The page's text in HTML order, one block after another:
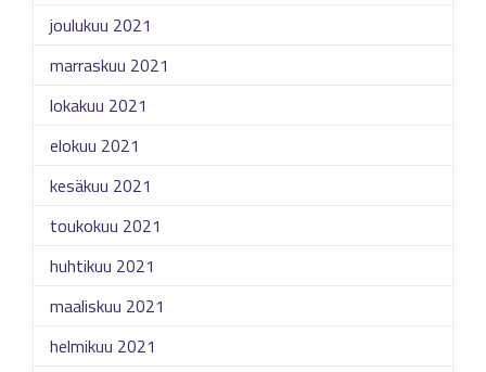
joulukuu 2021
marraskuu 2021
lokakuu 2021
elokuu 2021
kesäkuu 2021
toukokuu 2021
huhtikuu 2021
maaliskuu 2021
helmikuu 2021